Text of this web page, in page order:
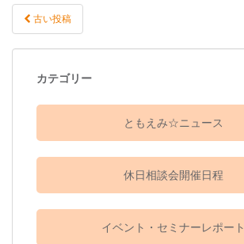
投稿ナビゲーション
古い投稿
カテゴリー
ともえみ☆ニュース
休日相談会開催日程
イベント・セミナーレポート